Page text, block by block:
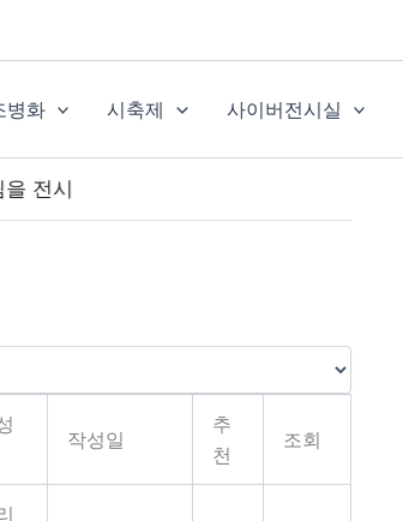
병화 시축제 사이버전시실
시
작성일
추
천
조회